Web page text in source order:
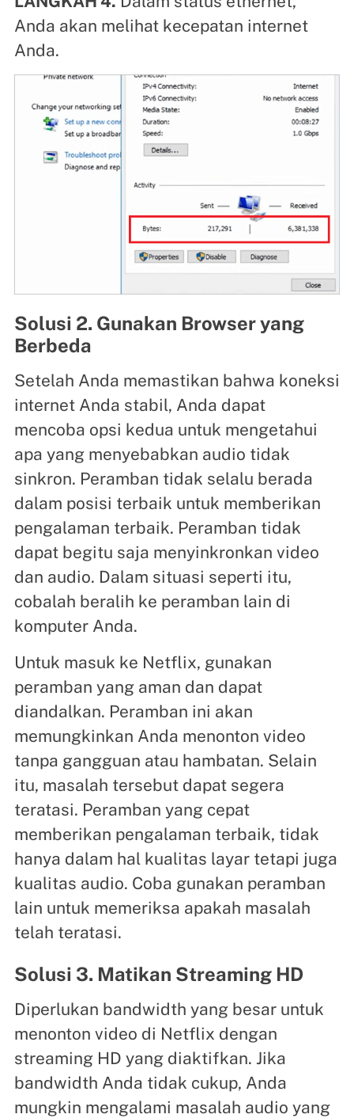
Anda akan melihat kecepatan internet
Anda.
Solusi 2. Gunakan Browser yang
Berbeda
Setelah Anda memastikan bahwa koneksi
internet Anda stabil, Anda dapat
mencoba opsi kedua untuk mengetahui
apa yang menyebabkan audio tidak
sinkron. Peramban tidak selalu berada
dalam posisi terbaik untuk memberikan
pengalaman terbaik. Peramban tidak
dapat begitu saja menyinkronkan video
dan audio. Dalam situasi seperti itu,
cobalah beralih ke peramban lain di
komputer Anda.
Untuk masuk ke Netflix, gunakan
peramban yang aman dan dapat
diandalkan. Peramban ini akan
memungkinkan Anda menonton video
tanpa gangguan atau hambatan. Selain
itu, masalah tersebut dapat segera
teratasi. Peramban yang cepat
memberikan pengalaman terbaik, tidak
hanya dalam hal kualitas layar tetapi juga
kualitas audio. Coba gunakan peramban
lain untuk memeriksa apakah masalah
telah teratasi.
Solusi 3. Matikan Streaming HD
Diperlukan bandwidth yang besar untuk
menonton video di Netflix dengan
streaming HD yang diaktifkan. Jika
bandwidth Anda tidak cukup, Anda
mungkin mengalami masalah audio yang